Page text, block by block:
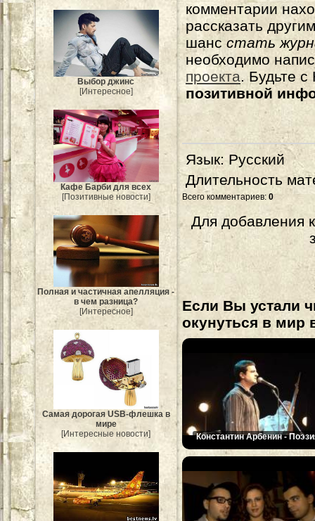
Выбор джинс
[Интересное]
Кафе Барби для всех
[Позитивные новости]
Полная и частичная апелляция -
в чем разница?
[Интересное]
Самая дорогая USB-флешка в
мире
[Интересные новости]
комментарии
рассказать
шанс стать
необходимо
проекта. Будьте
позитивной
Язык: Русский
Длительность
Всего комментариев: 0
Для добавления
Если Вы устали
окунуться в мир
Константин Арбенин -